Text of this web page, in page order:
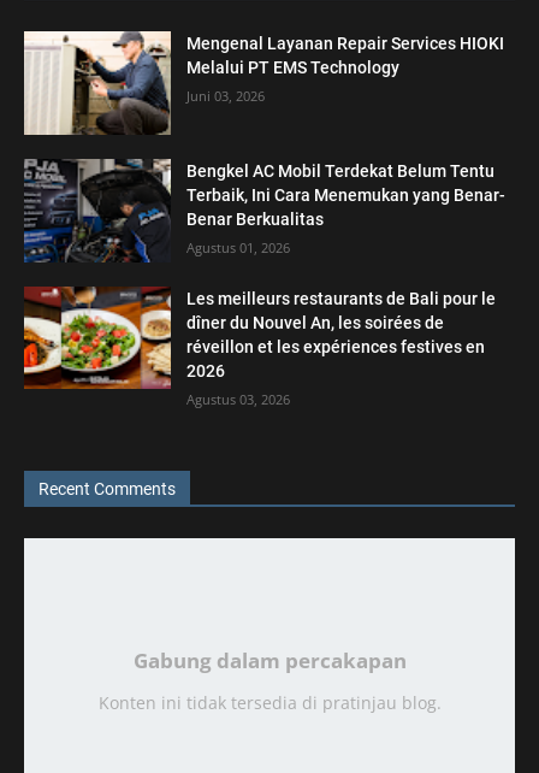
Mengenal Layanan Repair Services HIOKI
Melalui PT EMS Technology
Juni 03, 2026
Bengkel AC Mobil Terdekat Belum Tentu
Terbaik, Ini Cara Menemukan yang Benar-
Benar Berkualitas
Agustus 01, 2026
Les meilleurs restaurants de Bali pour le
dîner du Nouvel An, les soirées de
réveillon et les expériences festives en
2026
Agustus 03, 2026
Recent Comments
Gabung dalam percakapan
Konten ini tidak tersedia di pratinjau blog.